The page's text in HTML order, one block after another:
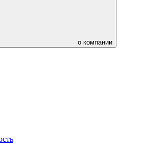
о компании